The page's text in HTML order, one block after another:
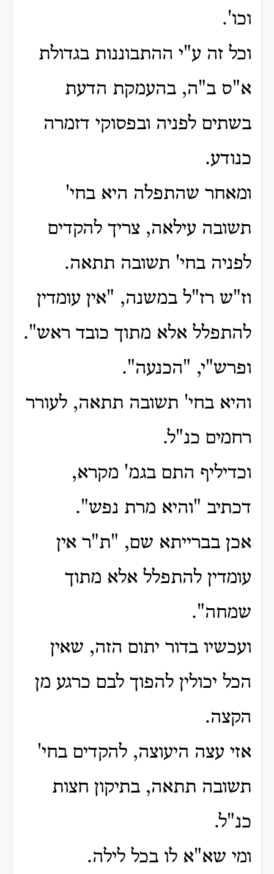
וכו'.
וכל זה ע"י ההתבוננות בגדולת
א"ס ב"ה, בהעמקת הדעת
בשתים לפניה ובפסוקי דזמרה
כנודע.
ומאחר שהתפלה היא בחי'
תשובה עילאה, צריך להקדים
לפניה בחי' תשובה תתאה.
וז"ש רז"ל במשנה, "אין עומדין
להתפלל אלא מתוך כובד ראש".
ופרש"י, "הכנעה".
והיא בחי' תשובה תתאה, לעורר
רחמים כנ"ל.
וכדיליף התם בגמ' מקרא,
דכתיב "והיא מרת נפש".
אכן בברייתא שם, "ת"ר אין
עומדין להתפלל אלא מתוך
שמחה".
ועכשיו בדור יתום הזה, שאין
הכל יכולין להפוך לבם כרגע מן
הקצה.
אזי עצה היעוצה, להקדים בחי'
תשובה תתאה, בתיקון חצות
כנ"ל.
ומי שא"א לו בכל לילה.